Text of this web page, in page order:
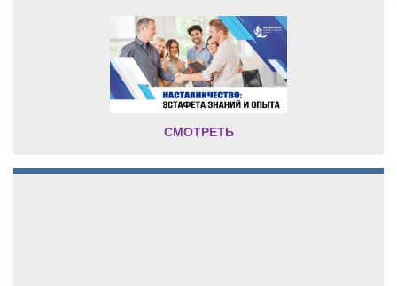
СМОТРЕТЬ